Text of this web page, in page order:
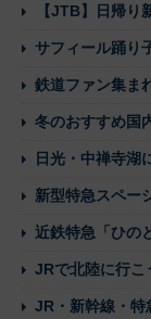
【JTB】日帰り
サフィール踊り
鉄道ファン集ま
冬のおすすめ国
日光・中禅寺湖
新型特急スペー
近鉄特急「ひの
JRで北陸に行こ
JR・新幹線・特